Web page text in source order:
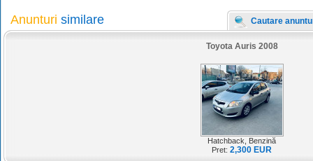
Anunturi similare Cautare
Toyota Auris 2008
Hatchback, Benzină
Pret: 2,300 EUR